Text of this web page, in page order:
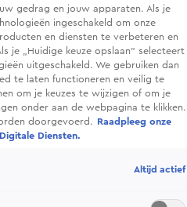
gedrag en jouw apparaten. Als je
ingeschakeld om onze
en diensten te verbeteren en
je „Huidige keuze opslaan” selecteert
uitgeschakeld. We gebruiken dan
te laten functioneren en veilig te
om je keuzes te wijzigen of om je
onder aan de webpagina te klikken.
doorgevoerd.
Raadpleeg onze
Diensten.
Altijd actief